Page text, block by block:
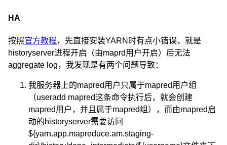
HA
按照官方教程，先直接安装YARN时有点小错误，就是
historyserver进程开启（由maprd用户开启）后无法
aggregate log，我发现是有两个问题导致：
我服务器上的mapred用户只属于mapred用户组
（useradd mapred这条命令执行后，就会创建
mapred用户，并且属于mapred组），而由mapred启
动的historyserver需要访问
${yarn.app.mapreduce.am.staging-